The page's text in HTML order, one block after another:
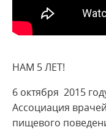
НАМ 5 ЛЕТ!
6 октября 2015
Ассоциация
пищевого